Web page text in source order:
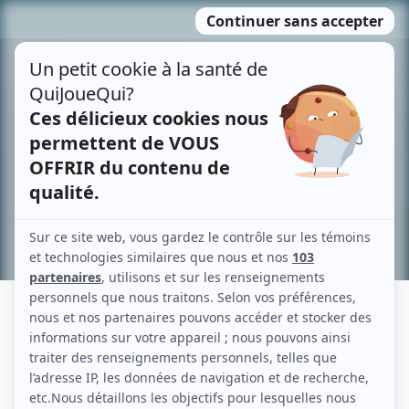
MENU
contenu
Recherche avancée »
MONICA VERGE
Liens
Fiche de Monica Verge sur Showbizz.net